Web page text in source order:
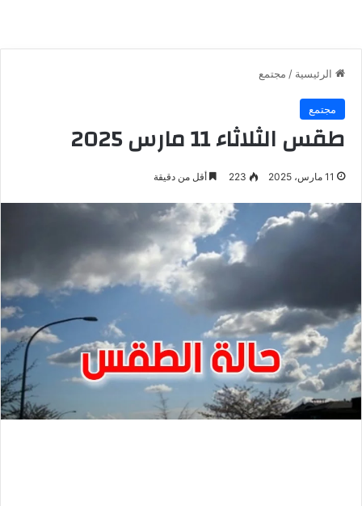
الرئيسية / مجتمع
مجتمع
طقس الثلاثاء 11 مارس 2025
11 مارس، 2025 223 أقل من دقيقة